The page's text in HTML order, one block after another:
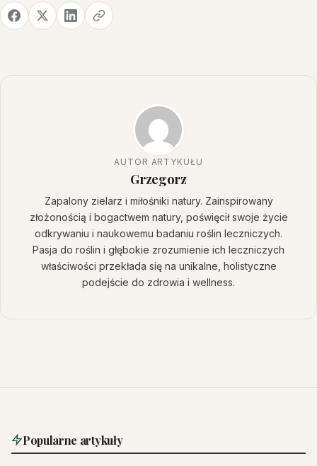
AUTOR ARTYKUŁU
Grzegorz
Zapalony zielarz i miłośniki natury. Zainspirowany
złożonością i bogactwem natury, poświęcił swoje życie
odkrywaniu i naukowemu badaniu roślin leczniczych.
Pasja do roślin i głębokie zrozumienie ich leczniczych
właściwości przekłada się na unikalne, holistyczne
podejście do zdrowia i wellness.
Popularne artykuły